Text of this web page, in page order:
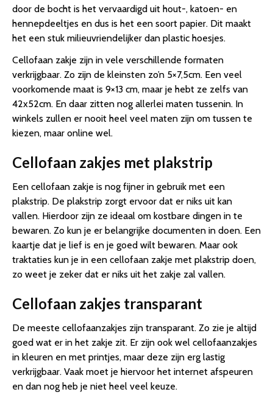
door de bocht is het vervaardigd uit hout-, katoen- en
hennepdeeltjes en dus is het een soort papier. Dit maakt
het een stuk milieuvriendelijker dan plastic hoesjes.
Cellofaan zakje zijn in vele verschillende formaten
verkrijgbaar. Zo zijn de kleinsten zo’n 5×7,5cm. Een veel
voorkomende maat is 9×13 cm, maar je hebt ze zelfs van
42x52cm. En daar zitten nog allerlei maten tussenin. In
winkels zullen er nooit heel veel maten zijn om tussen te
kiezen, maar online wel.
Cellofaan zakjes met plakstrip
Een cellofaan zakje is nog fijner in gebruik met een
plakstrip. De plakstrip zorgt ervoor dat er niks uit kan
vallen. Hierdoor zijn ze ideaal om kostbare dingen in te
bewaren. Zo kun je er belangrijke documenten in doen. Een
kaartje dat je lief is en je goed wilt bewaren. Maar ook
traktaties kun je in een cellofaan zakje met plakstrip doen,
zo weet je zeker dat er niks uit het zakje zal vallen.
Cellofaan zakjes transparant
De meeste cellofaanzakjes zijn transparant. Zo zie je altijd
goed wat er in het zakje zit. Er zijn ook wel cellofaanzakjes
in kleuren en met printjes, maar deze zijn erg lastig
verkrijgbaar. Vaak moet je hiervoor het internet afspeuren
en dan nog heb je niet heel veel keuze.